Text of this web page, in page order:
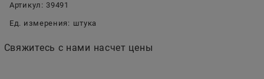
Артикул: 39491
Ед. измерения: штука
Свяжитесь с нами насчет цены